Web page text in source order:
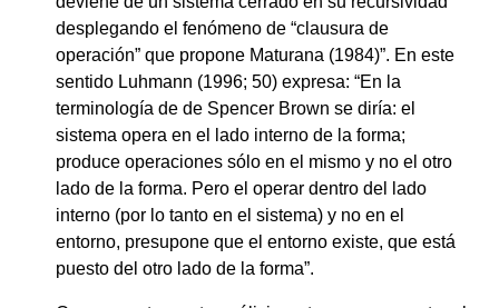
desplegando el fenómeno de “clausura de
operación” que propone Maturana (1984)”. En este
sentido Luhmann (1996; 50) expresa: “En la
terminología de de Spencer Brown se diría: el
sistema opera en el lado interno de la forma;
produce operaciones sólo en el mismo y no el otro
lado de la forma. Pero el operar dentro del lado
interno (por lo tanto en el sistema) y no en el
entorno, presupone que el entorno existe, que está
puesto del otro lado de la forma”.